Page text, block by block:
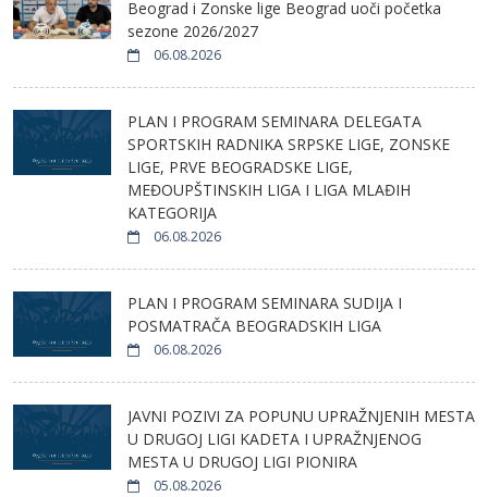
Beograd i Zonske lige Beograd uoči početka
sezone 2026/2027
06.08.2026
PLAN I PROGRAM SEMINARA DELEGATA
SPORTSKIH RADNIKA SRPSKE LIGE, ZONSKE
LIGE, PRVE BEOGRADSKE LIGE,
MEĐOUPŠTINSKIH LIGA I LIGA MLAĐIH
KATEGORIJA
06.08.2026
PLAN I PROGRAM SEMINARA SUDIJA I
POSMATRAČA BEOGRADSKIH LIGA
06.08.2026
JAVNI POZIVI ZA POPUNU UPRAŽNJENIH MESTA
U DRUGOJ LIGI KADETA I UPRAŽNJENOG
MESTA U DRUGOJ LIGI PIONIRA
05.08.2026